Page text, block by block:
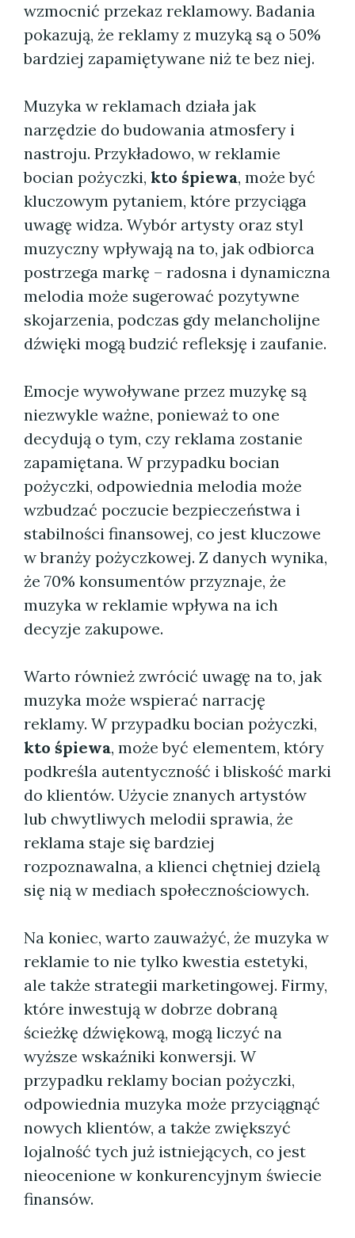
wzmocnić przekaz reklamowy. Badania
pokazują, że reklamy z muzyką są o 50%
bardziej zapamiętywane niż te bez niej.
Muzyka w reklamach działa jak
narzędzie do budowania atmosfery i
nastroju. Przykładowo, w reklamie
bocian pożyczki, kto śpiewa, może być
kluczowym pytaniem, które przyciąga
uwagę widza. Wybór artysty oraz styl
muzyczny wpływają na to, jak odbiorca
postrzega markę – radosna i dynamiczna
melodia może sugerować pozytywne
skojarzenia, podczas gdy melancholijne
dźwięki mogą budzić refleksję i zaufanie.
Emocje wywoływane przez muzykę są
niezwykle ważne, ponieważ to one
decydują o tym, czy reklama zostanie
zapamiętana. W przypadku bocian
pożyczki, odpowiednia melodia może
wzbudzać poczucie bezpieczeństwa i
stabilności finansowej, co jest kluczowe
w branży pożyczkowej. Z danych wynika,
że 70% konsumentów przyznaje, że
muzyka w reklamie wpływa na ich
decyzje zakupowe.
Warto również zwrócić uwagę na to, jak
muzyka może wspierać narrację
reklamy. W przypadku bocian pożyczki,
kto śpiewa, może być elementem, który
podkreśla autentyczność i bliskość marki
do klientów. Użycie znanych artystów
lub chwytliwych melodii sprawia, że
reklama staje się bardziej
rozpoznawalna, a klienci chętniej dzielą
się nią w mediach społecznościowych.
Na koniec, warto zauważyć, że muzyka w
reklamie to nie tylko kwestia estetyki,
ale także strategii marketingowej. Firmy,
które inwestują w dobrze dobraną
ścieżkę dźwiękową, mogą liczyć na
wyższe wskaźniki konwersji. W
przypadku reklamy bocian pożyczki,
odpowiednia muzyka może przyciągnąć
nowych klientów, a także zwiększyć
lojalność tych już istniejących, co jest
nieocenione w konkurencyjnym świecie
finansów.